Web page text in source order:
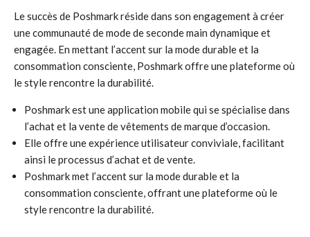
Le succès de Poshmark réside dans son engagement à créer
une communauté de mode de seconde main dynamique et
engagée. En mettant l’accent sur la mode durable et la
consommation consciente, Poshmark offre une plateforme où
le style rencontre la durabilité.
Poshmark est une application mobile qui se spécialise dans
l’achat et la vente de vêtements de marque d’occasion.
Elle offre une expérience utilisateur conviviale, facilitant
ainsi le processus d’achat et de vente.
Poshmark met l’accent sur la mode durable et la
consommation consciente, offrant une plateforme où le
style rencontre la durabilité.